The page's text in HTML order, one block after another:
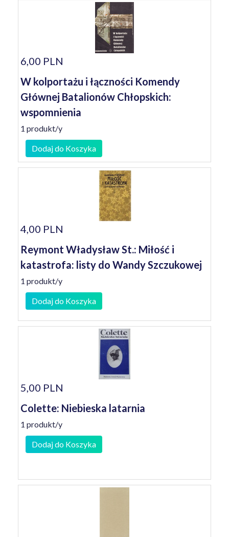
6,00 PLN
W kolportażu i łączności Komendy
Głównej Batalionów Chłopskich:
wspomnienia
1 produkt/y
Dodaj do Koszyka
4,00 PLN
Reymont Władysław St.: Miłość i
katastrofa: listy do Wandy Szczukowej
1 produkt/y
Dodaj do Koszyka
5,00 PLN
Colette: Niebieska latarnia
1 produkt/y
Dodaj do Koszyka